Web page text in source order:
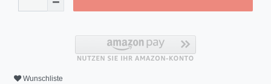
Wunschliste